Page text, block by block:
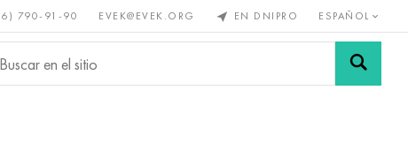
790-91-90 EVEK@EVEK.ORG EN DNIPRO ESPAÑOL
no Aleación de Mallas y